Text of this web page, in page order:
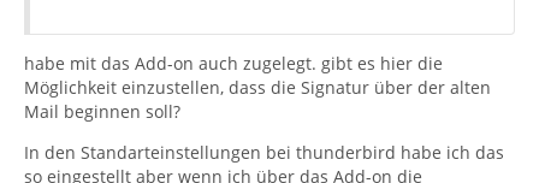
habe mit das Add-on auch zugelegt. gibt es hier die
Möglichkeit einzustellen, dass die Signatur über der alten
Mail beginnen soll?
In den Standarteinstellungen bei thunderbird habe ich das
so eingestellt aber wenn ich über das Add-on die